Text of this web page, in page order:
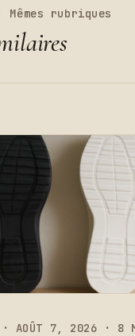
rubriques
· AOÛT 7, 2026 · 8